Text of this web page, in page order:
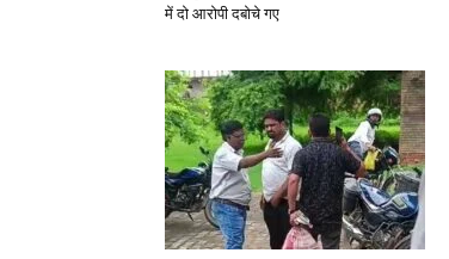
में दो आरोपी दबोचे गए